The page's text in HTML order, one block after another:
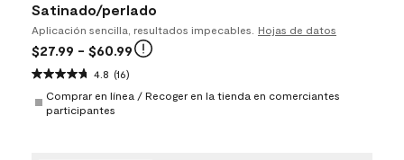
Satinado/perlado
Aplicación sencilla, resultados impecables. Hojas de datos
$27.99 - $60.99
4.8 (16)
Comprar en línea / Recoger en la tienda en comerciantes
participantes